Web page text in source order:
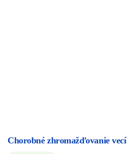
Chorobné zhromažďovanie vecí